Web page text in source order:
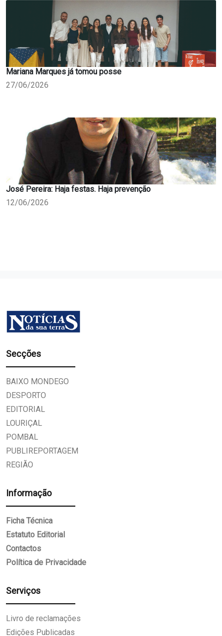
Mariana Marques já tomou posse
27/06/2026
José Pereira: Haja festas. Haja prevenção
12/06/2026
Secções
BAIXO MONDEGO
DESPORTO
EDITORIAL
LOURIÇAL
POMBAL
PUBLIREPORTAGEM
REGIÃO
Informação
Ficha Técnica
Estatuto Editorial
Contactos
Política de Privacidade
Serviços
Livro de reclamações
Edições Publicadas